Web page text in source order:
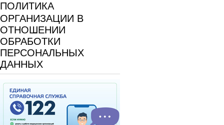
ПОЛИТИКА
ОРГАНИЗАЦИИ В
ОТНОШЕНИИ
ОБРАБОТКИ
ПЕРСОНАЛЬНЫХ
ДАННЫХ